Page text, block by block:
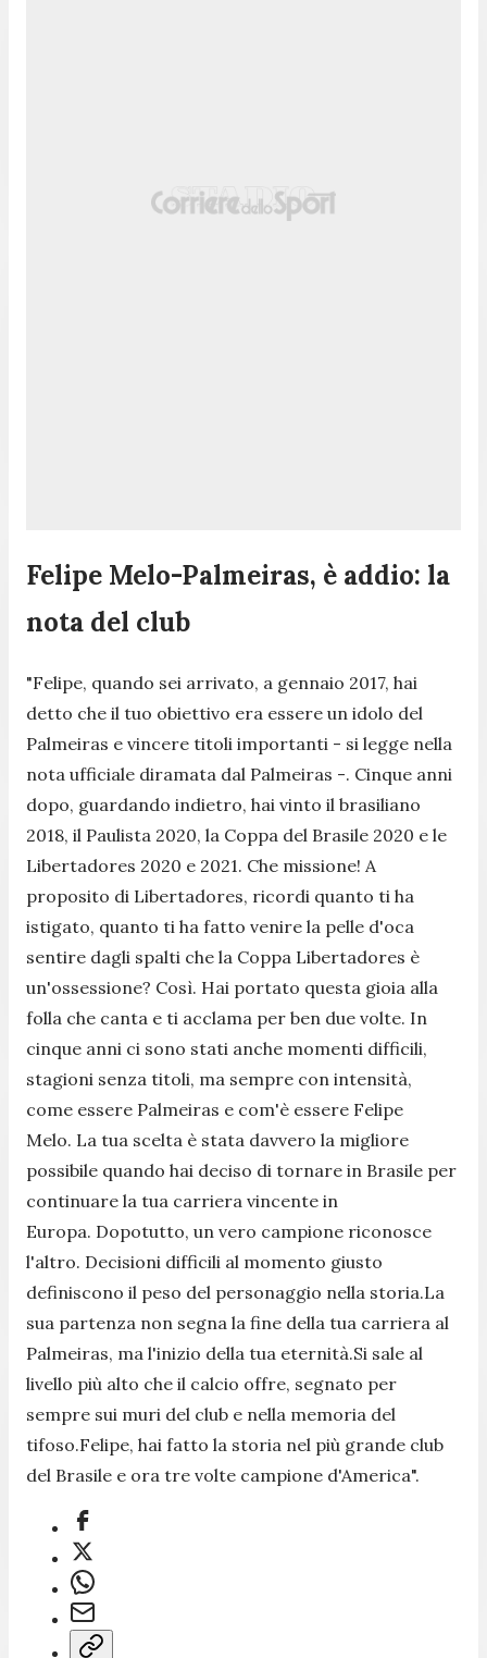
Felipe Melo-Palmeiras, è addio: la
nota del club
"Felipe, quando sei arrivato, a gennaio 2017, hai
detto che il tuo obiettivo era essere un idolo del
Palmeiras e vincere titoli importanti - si legge nella
nota ufficiale diramata dal Palmeiras -. Cinque anni
dopo, guardando indietro, hai vinto il brasiliano
2018, il Paulista 2020, la Coppa del Brasile 2020 e le
Libertadores 2020 e 2021. Che missione! A
proposito di Libertadores, ricordi quanto ti ha
istigato, quanto ti ha fatto venire la pelle d'oca
sentire dagli spalti che la Coppa Libertadores è
un'ossessione? Così. Hai portato questa gioia alla
folla che canta e ti acclama per ben due volte. In
cinque anni ci sono stati anche momenti difficili,
stagioni senza titoli, ma sempre con intensità,
come essere Palmeiras e com'è essere Felipe
Melo. La tua scelta è stata davvero la migliore
possibile quando hai deciso di tornare in Brasile per
continuare la tua carriera vincente in
Europa. Dopotutto, un vero campione riconosce
l'altro. Decisioni difficili al momento giusto
definiscono il peso del personaggio nella storia.La
sua partenza non segna la fine della tua carriera al
Palmeiras, ma l'inizio della tua eternità.Si sale al
livello più alto che il calcio offre, segnato per
sempre sui muri del club e nella memoria del
tifoso.Felipe, hai fatto la storia nel più grande club
del Brasile e ora tre volte campione d'America".